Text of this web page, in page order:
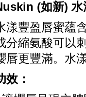
(如新) 水
漾豐盈唇蜜蘊
分縮氨酸可以
唇更豐滿。水
效：